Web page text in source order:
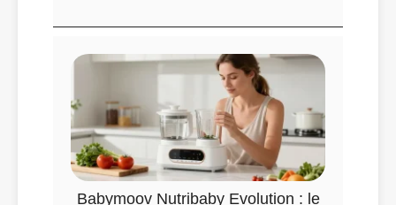
Babymoov Nutribaby Evolution : le